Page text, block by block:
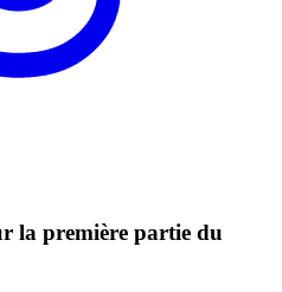
la première partie du